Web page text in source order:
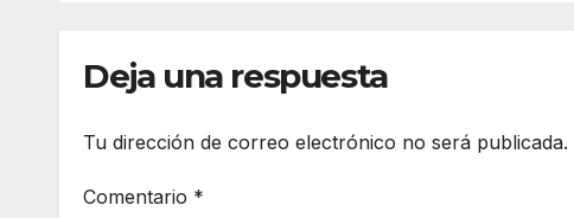
Deja una respuesta
Tu dirección de correo electrónico no será publicada.
Comentario *